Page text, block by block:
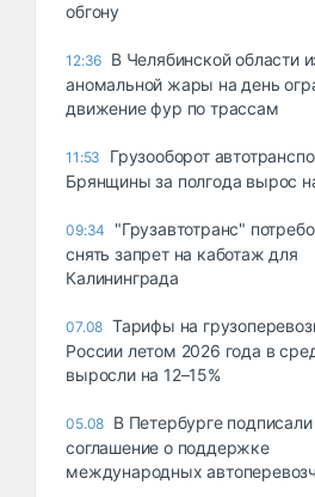
обгону
12:36 В Челябинской области
аномальной жары на день
движение фур по трассам
11:53
Грузооборот
Брянщины за полгода вырос
09:34
"Грузавтотранс"
снять запрет на каботаж для
Калининграда
07.08 Тарифы на
России летом 2026 года в
выросли на 12–15%
05.08 В Петербурге подписали
соглашение о поддержке
международных